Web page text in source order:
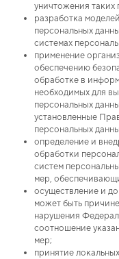
уничтожения таких
разработка
персональных
системах
применение
обеспечению
обработке в
необходимых для
персональных
установленные
персональных
определение и
обработки
систем
мер,
осуществление и
может быть
нарушения
соотношение
мер;
принятие